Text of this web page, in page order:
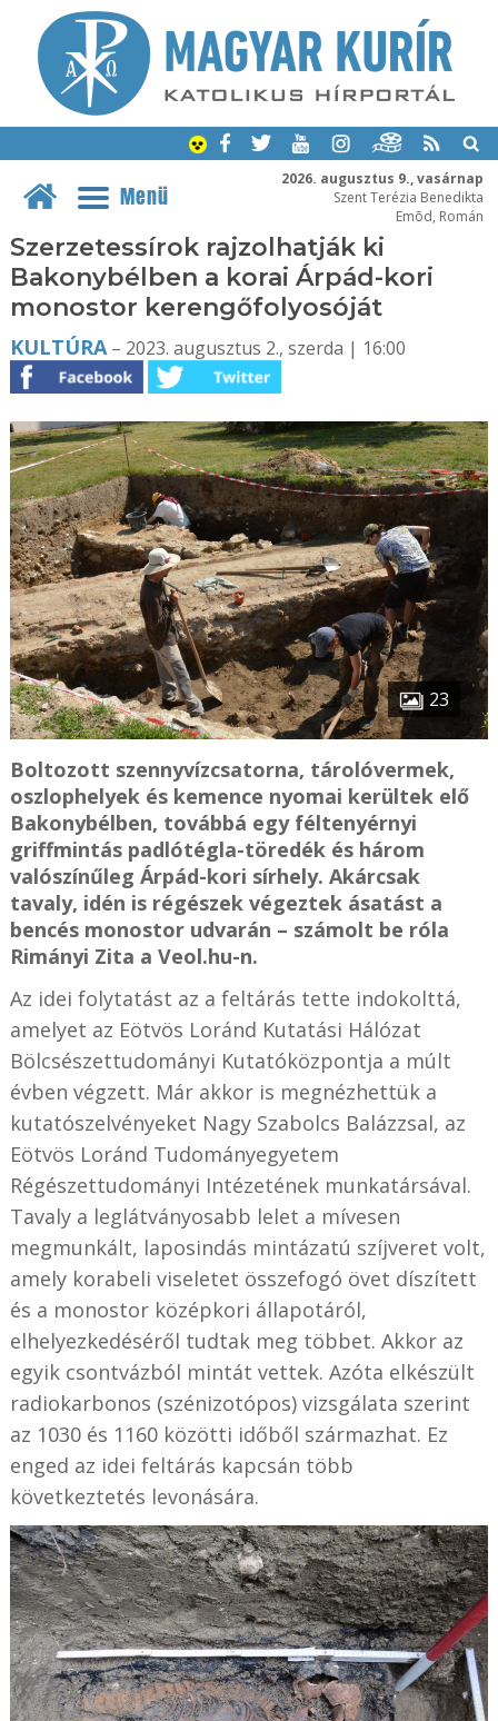
2026. augusztus 9., vasárnap
Szent Terézia Benedikta
Emõd, Román
Menü
Szerzetessírok rajzolhatják ki
Bakonybélben a korai Árpád-kori
monostor kerengőfolyosóját
KULTÚRA– 2023. augusztus 2., szerda | 16:00
23
Boltozott szennyvízcsatorna, tárolóvermek,
oszlophelyek és kemence nyomai kerültek elő
Bakonybélben, továbbá egy féltenyérnyi
griffmintás padlótégla-töredék és három
valószínűleg Árpád-kori sírhely. Akárcsak
tavaly, idén is régészek végeztek ásatást a
bencés monostor udvarán – számolt be róla
Rimányi Zita a Veol.hu-n.
Az idei folytatást az a feltárás tette indokolttá,
amelyet az Eötvös Loránd Kutatási Hálózat
Bölcsészettudományi Kutatóközpontja a múlt
évben végzett. Már akkor is megnézhettük a
kutatószelvényeket Nagy Szabolcs Balázzsal, az
Eötvös Loránd Tudományegyetem
Régészettudományi Intézetének munkatársával.
Tavaly a leglátványosabb lelet a mívesen
megmunkált, laposindás mintázatú szíjveret volt,
amely korabeli viseletet összefogó övet díszített
és a monostor középkori állapotáról,
elhelyezkedéséről tudtak meg többet. Akkor az
egyik csontvázból mintát vettek. Azóta elkészült
radiokarbonos (szénizotópos) vizsgálata szerint
az 1030 és 1160 közötti időből származhat. Ez
enged az idei feltárás kapcsán több
következtetés levonására.